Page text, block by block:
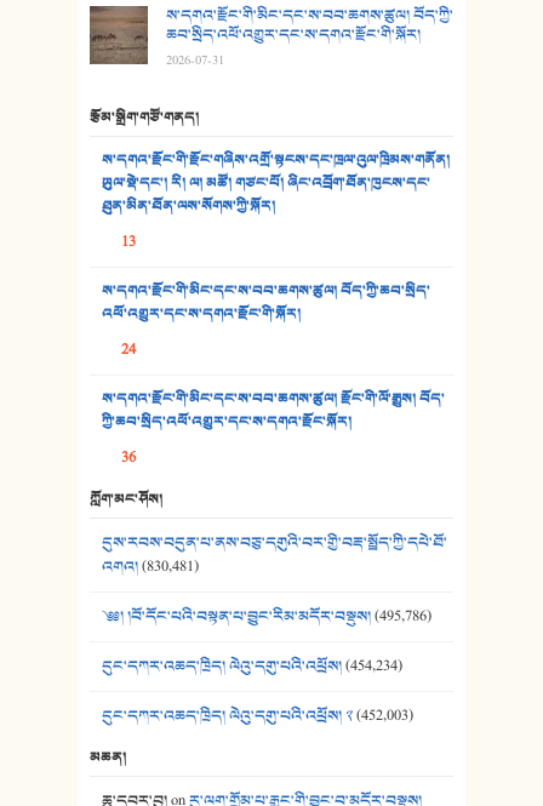
30. སི་ལིང་འབྲི་མོ། - ཕན་ཐོག
31. ཕ་ཡུལ་ཡར་ཀླུང་།
32. ཨ་མ།
33. འཛོམས་པའི་ལམ།
34. ཉི་མ་སེམས་ལ་ཞོག་དང་། - ཟླ་སྒྲོན།
36. ཟླ་གཞོན་སྙན་དབྱངས། - ཟླ་སྒྲོན།
38. ཡབ་ཡུམ། - ཟླ་སྒྲོན།
ས་དགའ་རྫོང་གི་མིང་དང་ས་བབ་ཆགས་ཚུལ། བོད་ཀྱི་
ཆབ་སྲིད་འཕོ་འགྱུར་དང་ས་དགའ་རྫོང་གི་སྐོར།
2026-07-31
རྩོམ་སྒྲིག་གཙོ་གནད།
ས་དགའ་རྫོང་གི་རྫོང་གཞིས་འགྲོ་སྟངས་དང་ཁྲལ་འུལ་ཁྲིམས་གནོན།
ཡུལ་སྡེ་དང་། རི། ལ། མཚོ། གཙང་པོ། ཞིང་འབྲོག་ཐོན་ཁུངས་དང་
ཐུན་མིན་ཐོན་ལས་སོགས་ཀྱི་སྐོར།
13
ས་དགའ་རྫོང་གི་མིང་དང་ས་བབ་ཆགས་ཚུལ། བོད་ཀྱི་ཆབ་སྲིད་
འཕོ་འགྱུར་དང་ས་དགའ་རྫོང་གི་སྐོར།
24
ས་དགའ་རྫོང་གི་མིང་དང་ས་བབ་ཆགས་ཚུལ། རྫོང་གི་ལོ་རྒྱུས། བོད་
ཀྱི་ཆབ་སྲིད་འཕོ་འགྱུར་དང་ས་དགའ་རྫོང་སྐོར།
36
ཀློག་མང་ཤོས།
དུས་རབས་བདུན་པ་ནས་བཅུ་དགུའི་བར་གྱི་བརྡ་སྤྲོད་ཀྱི་དཔེ་ཐོ་
འགའ།(830,481)
༄༅། །བོ་དོང་པའི་བསྟན་པ་བྱུང་རིམ་མདོར་བསྡུས།(495,786)
དུང་དཀར་འཆད་ཁྲིད། ལེའུ་དགུ་པའི་འཕྲོས།(454,234)
དུང་དཀར་འཆད་ཁྲིད། ལེའུ་དགུ་པའི་འཕྲོས། ༢(452,003)
མཆན།